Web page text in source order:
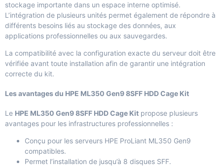
stockage importante dans un espace interne optimisé.
L’intégration de plusieurs unités permet également de répondre à
différents besoins liés au stockage des données, aux
applications professionnelles ou aux sauvegardes.
La compatibilité avec la configuration exacte du serveur doit être
vérifiée avant toute installation afin de garantir une intégration
correcte du kit.
Les avantages du HPE ML350 Gen9 8SFF HDD Cage Kit
Le HPE ML350 Gen9 8SFF HDD Cage Kit propose plusieurs
avantages pour les infrastructures professionnelles :
Conçu pour les serveurs HPE ProLiant ML350 Gen9
compatibles.
Permet l’installation de jusqu’à 8 disques SFF.